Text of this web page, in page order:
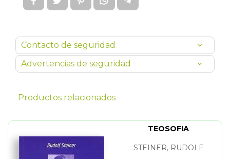
Contacto de seguridad
Advertencias de seguridad
Productos relacionados
TEOSOFIA
STEINER, RUDOLF